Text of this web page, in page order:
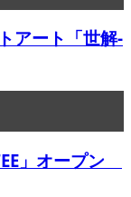
アート「世解-
」オープン